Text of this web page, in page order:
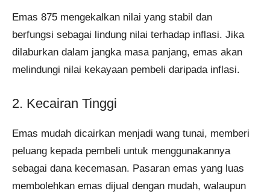
Emas 875 mengekalkan nilai yang stabil dan
berfungsi sebagai lindung nilai terhadap inflasi. Jika
dilaburkan dalam jangka masa panjang, emas akan
melindungi nilai kekayaan pembeli daripada inflasi.
2. Kecairan Tinggi
Emas mudah dicairkan menjadi wang tunai, memberi
peluang kepada pembeli untuk menggunakannya
sebagai dana kecemasan. Pasaran emas yang luas
membolehkan emas dijual dengan mudah, walaupun